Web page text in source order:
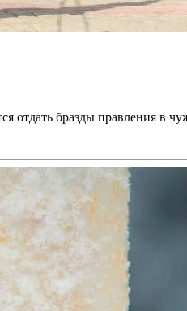
отдать бразды правления в